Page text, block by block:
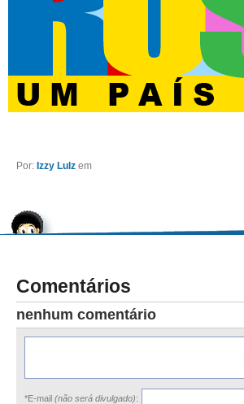
Por: Izzy Lulz em
Comentários
nenhum comentário
*E-mail (não será divulgado):